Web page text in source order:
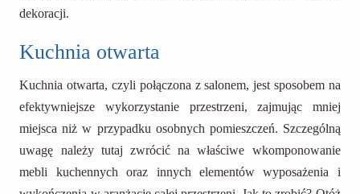
dekoracji.
Kuchnia otwarta
Kuchnia otwarta, czyli połączona z salonem, jest sposobem na
efektywniejsze wykorzystanie przestrzeni, zajmując mniej
miejsca niż w przypadku osobnych pomieszczeń. Szczególną
uwagę należy tutaj zwrócić na właściwe wkomponowanie
mebli kuchennych oraz innych elementów wyposażenia i